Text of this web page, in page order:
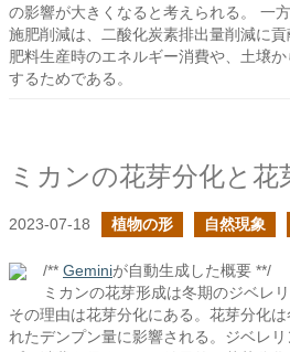
の影響が大きくなると考えられる。 一
施肥削減は、二酸化炭素排出量削減に
肥料生産時のエネルギー消費や、土壌
するためである。
ミカンの花芽分化と花
2023-07-18 植物の形 自然現象
/** Geminiが自動生成した概要 **/
ミカンの花芽形成は冬期のジベレ
その理由は花芽分化にある。花芽分化
れたデンプン量に影響される。ジベレ